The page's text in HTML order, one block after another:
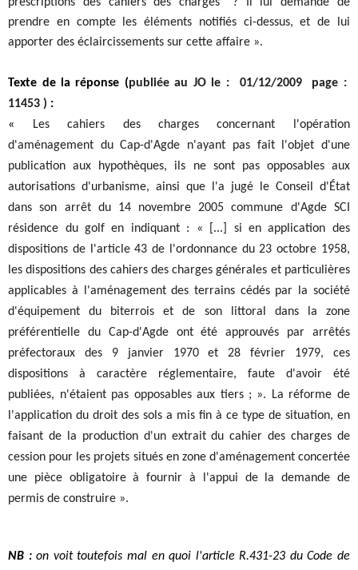
prendre en compte les éléments notifiés ci-dessus, et de lui
apporter des éclaircissements sur cette affaire ».
Texte de la réponse (publiée au JO le : 01/12/2009 page :
11453 ) :
«
Les cahiers des charges concernant l'opération
d'aménagement du Cap-d'Agde n'ayant pas fait l'objet d'une
publication aux hypothèques, ils ne sont pas opposables aux
autorisations d'urbanisme, ainsi que l'a jugé le Conseil d'État
dans son arrêt du 14 novembre 2005 commune d'Agde SCI
résidence du golf en indiquant : « [...] si en application des
dispositions de l'article 43 de l'ordonnance du 23 octobre 1958,
les dispositions des cahiers des charges générales et particulières
applicables à l'aménagement des terrains cédés par la société
d'équipement du biterrois et de son littoral dans la zone
préférentielle du Cap-d'Agde ont été approuvés par arrêtés
préfectoraux des 9 janvier 1970 et 28 février 1979, ces
dispositions à caractère réglementaire, faute d'avoir été
publiées, n'étaient pas opposables aux tiers ; ». La réforme de
l'application du droit des sols a mis fin à ce type de situation, en
faisant de la production d'un extrait du cahier des charges de
cession pour les projets situés en zone d'aménagement concertée
une pièce obligatoire à fournir à l'appui de la demande de
permis de construire ».
NB :on voit toutefois mal en quoi l'article R.431-23 du Code de